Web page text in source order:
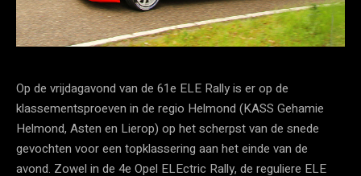
Op de vrijdagavond van de 61e ELE Rally is er op de
klassementsproeven in de regio Helmond (KASS Gehamie
Helmond, Asten en Lierop) op het scherpst van de snede
gevochten voor een topklassering aan het einde van de
avond. Zowel in de 4e Opel ELEctric Rally, de reguliere ELE